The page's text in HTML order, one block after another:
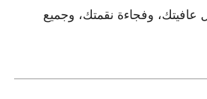
عافيتك، وفجاءة نقمتك، وجميع